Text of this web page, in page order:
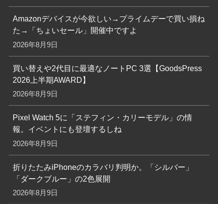
Amazonデバイスが今欲しい→プライムデーで買い損ね
た→「ちょいセール」開催中ですよ
2026年8月9日
買い替えや2代目に最適なノートPC 3選【GoodsPress
2026上半期AWARD】
2026年8月9日
Pixel Watch 5に「ステフィン・カリーモデル」の情
報。イベントにも登壇するしね
2026年8月9日
折りたたみiPhoneのカラバリ判明か。「シルバー」
「ダークブルー」の2色展開
2026年8月9日